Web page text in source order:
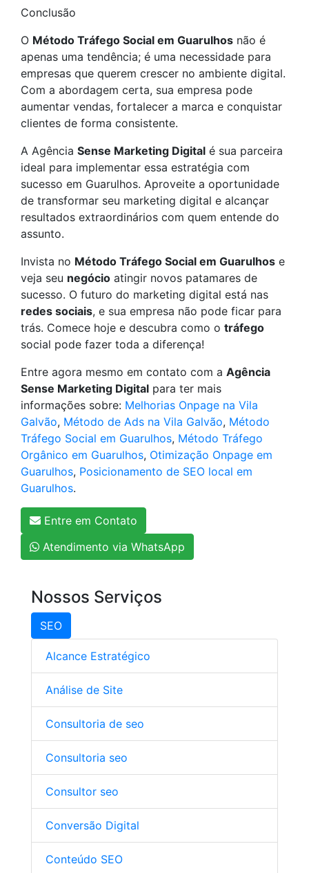
Conclusão
O Método Tráfego Social em Guarulhos não é
apenas uma tendência; é uma necessidade para
empresas que querem crescer no ambiente digital.
Com a abordagem certa, sua empresa pode
aumentar vendas, fortalecer a marca e conquistar
clientes de forma consistente.
A Agência Sense Marketing Digital é sua parceira
ideal para implementar essa estratégia com
sucesso em Guarulhos. Aproveite a oportunidade
de transformar seu marketing digital e alcançar
resultados extraordinários com quem entende do
assunto.
Invista no Método Tráfego Social em Guarulhos e
veja seu negócio atingir novos patamares de
sucesso. O futuro do marketing digital está nas
redes sociais, e sua empresa não pode ficar para
trás. Comece hoje e descubra como o tráfego
social pode fazer toda a diferença!
Entre agora mesmo em contato com a Agência
Sense Marketing Digital para ter mais
informações sobre: Melhorias Onpage na Vila
Galvão, Método de Ads na Vila Galvão, Método
Tráfego Social em Guarulhos, Método Tráfego
Orgânico em Guarulhos, Otimização Onpage em
Guarulhos, Posicionamento de SEO local em
Guarulhos.
Entre em Contato
Atendimento via WhatsApp
Nossos Serviços
SEO
Alcance Estratégico
Análise de Site
Consultoria de seo
Consultoria seo
Consultor seo
Conversão Digital
Conteúdo SEO